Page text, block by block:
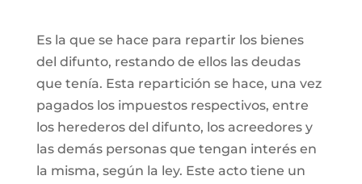
Es la que se hace para repartir los bienes
del difunto, restando de ellos las deudas
que tenía. Esta repartición se hace, una vez
pagados los impuestos respectivos, entre
los herederos del difunto, los acreedores y
las demás personas que tengan interés en
la misma, según la ley. Este acto tiene un